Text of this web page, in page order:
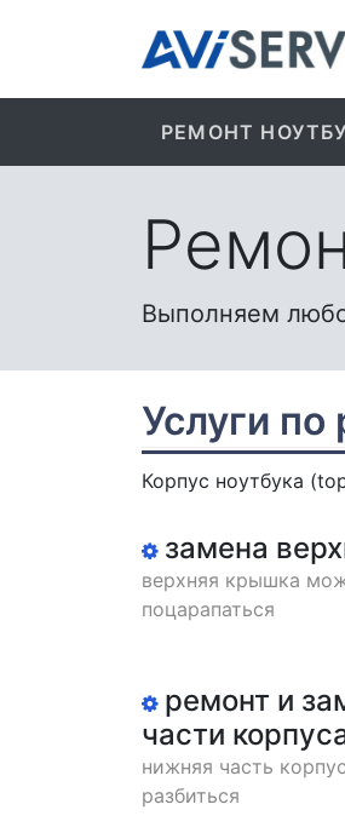
РЕМОНТ
Выполняем
Услуги по
Корпус ноутбука
замена
верхняя крышка
поцарапаться
ремонт и
части
нижняя часть
разбиться